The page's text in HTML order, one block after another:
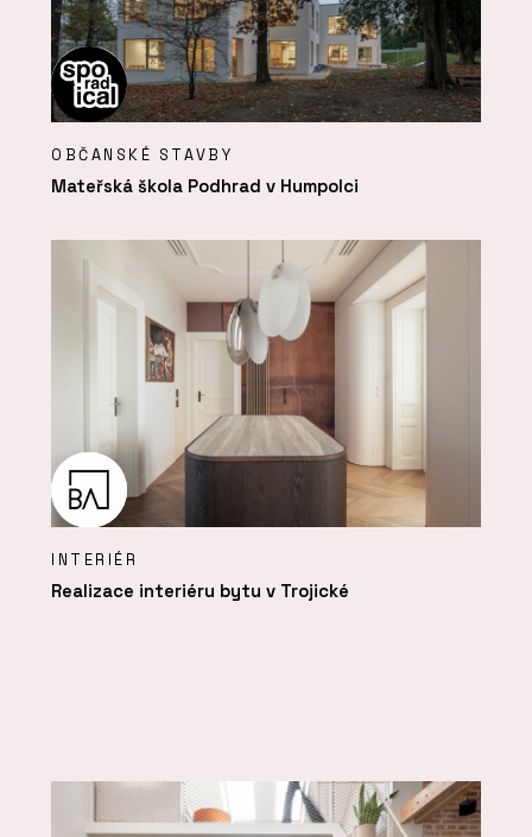
OBČANSKÉ STAVBY
Mateřská škola Podhrad v Humpolci
INTERIÉR
Realizace interiéru bytu v Trojické